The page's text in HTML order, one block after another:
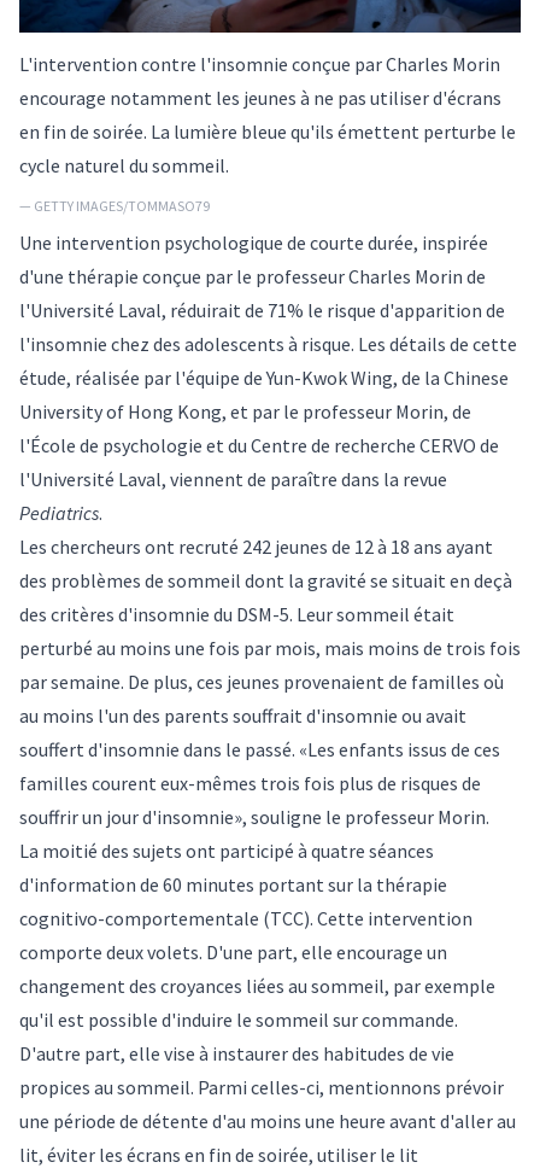
L'intervention contre l'insomnie conçue par Charles Morin
encourage notamment les jeunes à ne pas utiliser d'écrans
en fin de soirée. La lumière bleue qu'ils émettent perturbe le
cycle naturel du sommeil.
— GETTY IMAGES/TOMMASO79
Une intervention psychologique de courte durée, inspirée
d'une thérapie conçue par le professeurCharles Morin de
l'Université Laval, réduirait de 71% le risque d'apparition de
l'insomnie chez des adolescents à risque. Les détails de cette
étude, réalisée par l'équipe de Yun-Kwok Wing, de la Chinese
University of Hong Kong, et par le professeur Morin, de
l'École de psychologie et du Centre de recherche CERVO de
l'Université Laval, viennent de paraître dans la revue
Pediatrics.
Les chercheurs ont recruté 242 jeunes de 12 à 18 ans ayant
des problèmes de sommeil dont la gravité se situait en deçà
des critères d'insomnie du DSM-5. Leur sommeil était
perturbé au moins une fois par mois, mais moins de trois fois
par semaine. De plus, ces jeunes provenaient de familles où
au moins l'un des parents souffrait d'insomnie ou avait
souffert d'insomnie dans le passé. «Les enfants issus de ces
familles courent eux-mêmes trois fois plus de risques de
souffrir un jour d'insomnie», souligne le professeur Morin.
La moitié des sujets ont participé à quatre séances
d'information de 60 minutes portant sur la thérapie
cognitivo-comportementale (TCC). Cette intervention
comporte deux volets. D'une part, elle encourage un
changement des croyances liées au sommeil, par exemple
qu'il est possible d'induire le sommeil sur commande.
D'autre part, elle vise à instaurer des habitudes de vie
propices au sommeil. Parmi celles-ci, mentionnons prévoir
une période de détente d'au moins une heure avant d'aller au
lit, éviter les écrans en fin de soirée, utiliser le lit